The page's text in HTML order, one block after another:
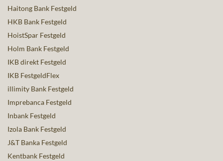
Haitong Bank Festgeld
HKB Bank Festgeld
HoistSpar Festgeld
Holm Bank Festgeld
IKB direkt Festgeld
IKB FestgeldFlex
illimity Bank Festgeld
Imprebanca Festgeld
Inbank Festgeld
Izola Bank Festgeld
J&T Banka Festgeld
Kentbank Festgeld